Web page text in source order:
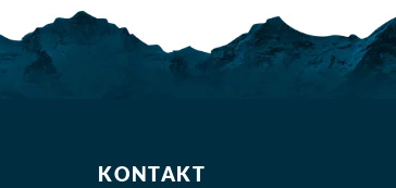
KONTAKT